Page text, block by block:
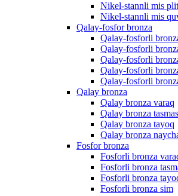
Nikel-stannli mis
Nikel-stannli mis
Qalay-fosfor bronza
Qalay-fosforli
Qalay-fosforli
Qalay-fosforli
Qalay-fosforli
Qalay-fosforli
Qalay bronza
Qalay bronza varaq
Qalay bronza
Qalay bronza tayoq
Qalay bronza
Fosfor bronza
Fosforli bronza
Fosforli bronza
Fosforli bronza
Fosforli bronza sim